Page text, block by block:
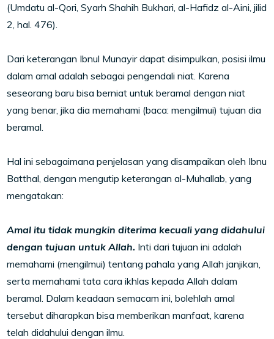
(Umdatu al-Qori, Syarh Shahih Bukhari, al-Hafidz al-Aini, jilid
2, hal. 476).
Dari keterangan Ibnul Munayir dapat disimpulkan, posisi ilmu
dalam amal adalah sebagai pengendali niat. Karena
seseorang baru bisa berniat untuk beramal dengan niat
yang benar, jika dia memahami (baca: mengilmui) tujuan dia
beramal.
Hal ini sebagaimana penjelasan yang disampaikan oleh Ibnu
Batthal, dengan mengutip keterangan al-Muhallab, yang
mengatakan:
Amal itu tidak mungkin diterima kecuali yang didahului
dengan tujuan untuk Allah. Inti dari tujuan ini adalah
memahami (mengilmui) tentang pahala yang Allah janjikan,
serta memahami tata cara ikhlas kepada Allah dalam
beramal. Dalam keadaan semacam ini, bolehlah amal
tersebut diharapkan bisa memberikan manfaat, karena
telah didahului dengan ilmu.